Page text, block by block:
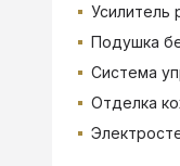
Усилитель
Подушка
Система
Отделка